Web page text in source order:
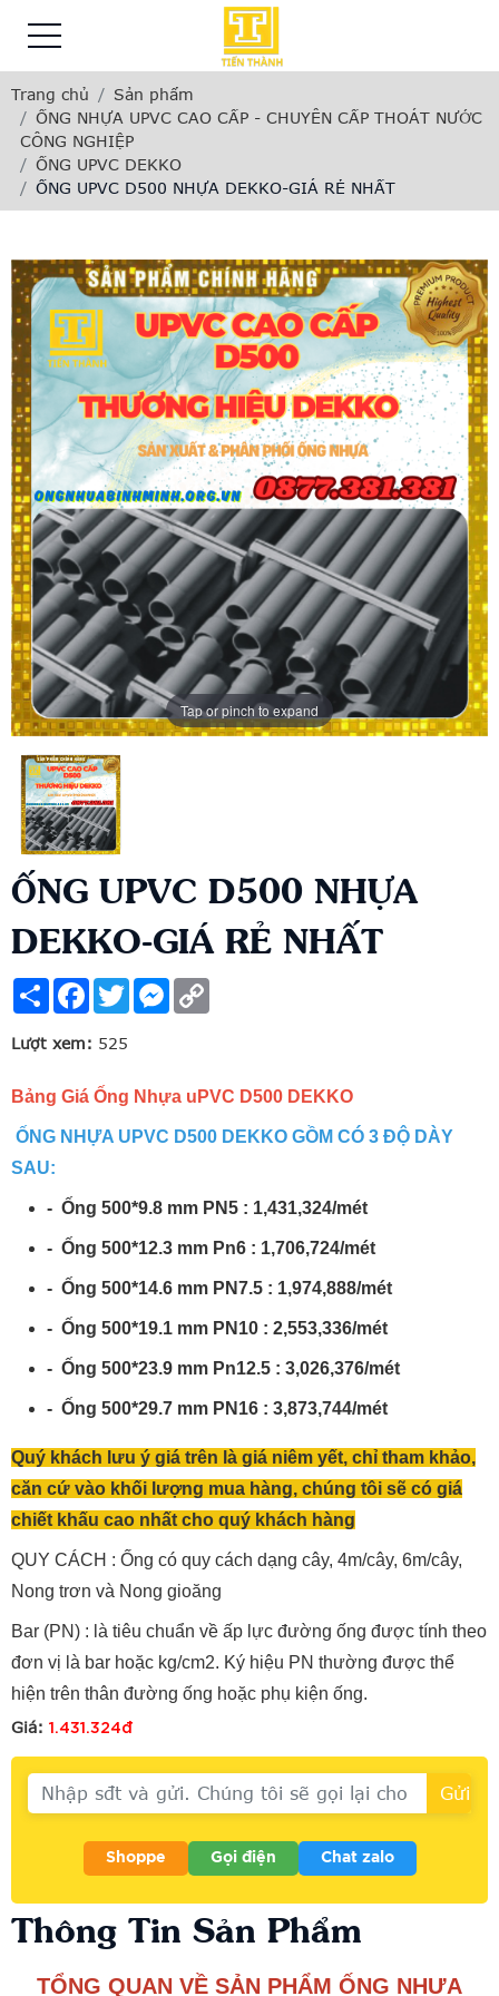
Trang chủ
Sản phẩm
ỐNG NHỰA UPVC CAO CẤP - CHUYÊN CẤP THOÁT NƯỚC
CÔNG NGHIỆP
ỐNG UPVC DEKKO
ỐNG UPVC D500 NHỰA DEKKO-GIÁ RẺ NHẤT
Tap or pinch to expand
ỐNG UPVC D500 NHỰA
DEKKO-GIÁ RẺ NHẤT
ShareFacebook
TwitterMessenger
Lượt xem: 525
Bảng Giá Ống Nhựa uPVC D500 DEKKO
ỐNG NHỰA UPVC D500 DEKKO GỒM CÓ 3 ĐỘ DÀY
SAU:
- Ống 500*9.8 mm PN5 : 1,431,324/mét
- Ống 500*12.3 mm Pn6 : 1,706,724/mét
- Ống 500*14.6 mm PN7.5 : 1,974,888/mét
- Ống 500*19.1 mm PN10 : 2,553,336/mét
- Ống 500*23.9 mm Pn12.5 : 3,026,376/mét
- Ống 500*29.7 mm PN16 : 3,873,744/mét
Quý khách lưu ý giá trên là giá niêm yết, chỉ tham khảo,
căn cứ vào khối lượng mua hàng, chúng tôi sẽ có giá
chiết khấu cao nhất cho quý khách hàng
QUY CÁCH : Ống có quy cách dạng cây, 4m/cây, 6m/cây,
Nong trơn và Nong gioăng
Bar (PN) : là tiêu chuẩn về ấp lực đường ống được tính theo
đơn vị là bar hoặc kg/cm2. Ký hiệu PN thường được thể
hiện trên thân đường ống hoặc phụ kiện ống.
Giá: 1.431.324đ
Shoppe Gọi điện Chat zalo
Thông Tin Sản Phẩm
TỔNG QUAN VỀ SẢN PHẨM ỐNG NHỰA